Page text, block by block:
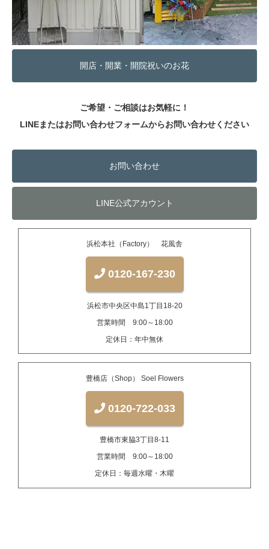
開店・開業・開院祝いのお花
ご希望・ご相談はお気軽に！
LINEまたはお問い合わせフォームからお問い合わせください
お問い合わせ
LINE公式アカウント
浜松本社（Factory） 花風舎
0120-167-230
浜松市中央区中島1丁目18-20
営業時間 9:00～18:00
定休日：年中無休
豊橋店（Shop） Soel Flowers
0120-722-033
豊橋市東脇3丁目8-11
営業時間 9:00～18:00
定休日：毎週水曜・木曜